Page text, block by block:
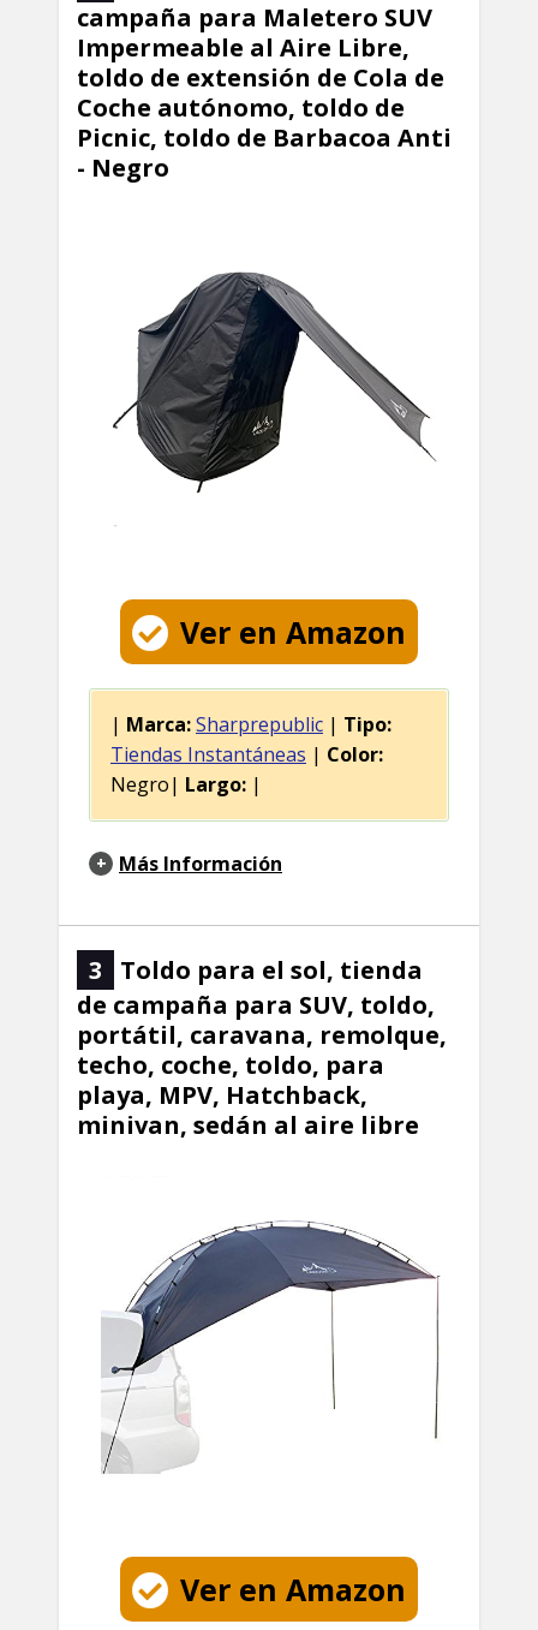
campaña para Maletero SUV
Impermeable al Aire Libre,
toldo de extensión de Cola de
Coche autónomo, toldo de
Picnic, toldo de Barbacoa Anti
- Negro
Ver en Amazon
| Marca:Sharprepublic | Tipo:
Tiendas Instantáneas | Color:
Negro| Largo: |
Más Información
3
Toldo para el sol, tienda
de campaña para SUV, toldo,
portátil, caravana, remolque,
techo, coche, toldo, para
playa, MPV, Hatchback,
minivan, sedán al aire libre
Ver en Amazon